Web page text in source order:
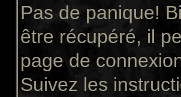
Pas de panique!
être récupéré, il
page de
Suivez les